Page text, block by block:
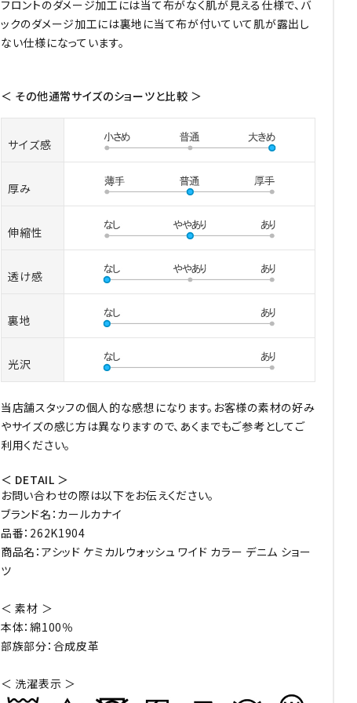
フロントのダメージ加工には当て布がなく肌が見える仕様で、バ
ックのダメージ加工には裏地に当て布が付いていて肌が露出し
ない仕様になっています。
＜ その他通常サイズのショーツと比較 ＞
サイズ感
厚み
伸縮性
透け感
裏地
光沢
当店舗スタッフの個人的な感想になります。お客様の素材の好み
やサイズの感じ方は異なりますので、あくまでもご参考としてご
利用ください。
＜ DETAIL ＞
お問い合わせの際は以下をお伝えください。
ブランド名：カールカナイ
品番：262K1904
商品名：アシッド ケミカルウォッシュ ワイド カラー デニム ショー
ツ
＜ 素材 ＞
本体：綿100％
部族部分：合成皮革
＜ 洗濯表示 ＞